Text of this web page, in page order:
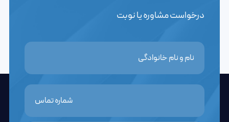
درخواست مشاوره یا نوبت